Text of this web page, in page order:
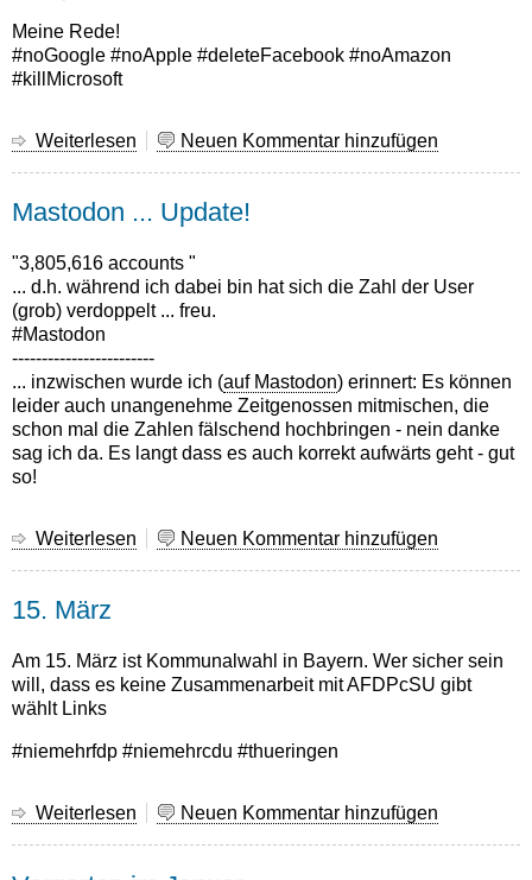
Meine Rede!
#noGoogle #noApple #deleteFacebook #noAmazon
#killMicrosoft
Weiterlesen über Neuen Kommentar hinzufügen
Mastodon ... Update!
"3,805,616 accounts "
... d.h. während ich dabei bin hat sich die Zahl der User
(grob) verdoppelt ... freu.
#Mastodon
------------------------
... inzwischen wurde ich (auf Mastodon) erinnert: Es können
leider auch unangenehme Zeitgenossen mitmischen, die
schon mal die Zahlen fälschend hochbringen - nein danke
sag ich da. Es langt dass es auch korrekt aufwärts geht - gut
so!
Weiterlesen über Neuen Kommentar hinzufügen
15. März
Am 15. März ist Kommunalwahl in Bayern. Wer sicher sein
will, dass es keine Zusammenarbeit mit AFDPcSU gibt
wählt Links
#niemehrfdp #niemehrcdu #thueringen
Weiterlesen über Neuen Kommentar hinzufügen